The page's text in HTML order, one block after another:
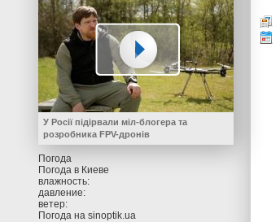
У Росії підірвали міл-блогера та
розробника FPV-дронів
Погода
Погода в Киеве
влажность:
давление:
ветер:
Погода на sinoptik.ua